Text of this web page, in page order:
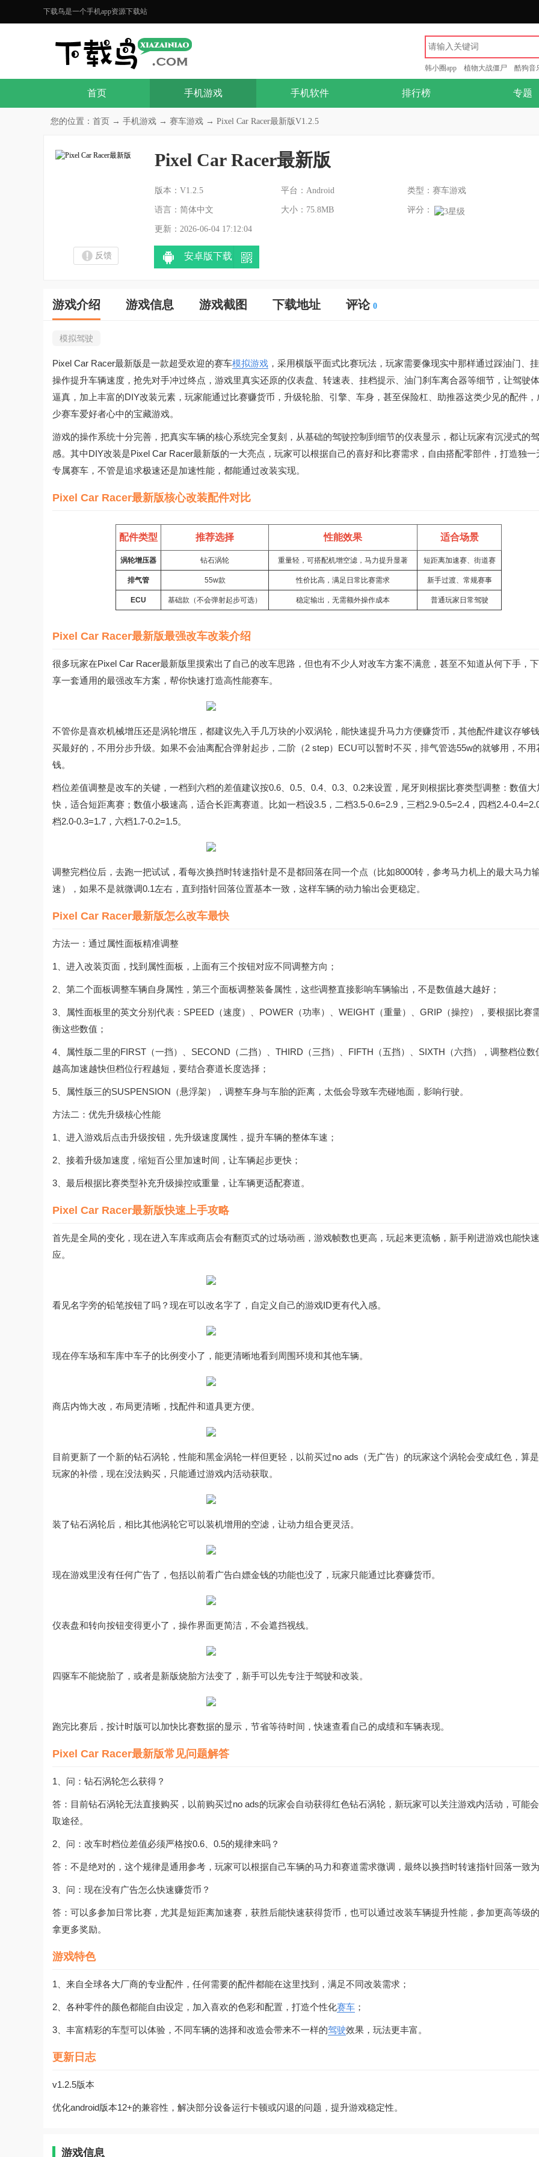
下载鸟是一个手机app资源下载站
韩小圈app 植物大战僵尸 酷狗音
首页 手机游戏 手机软件 排行榜 专题
您的位置： 首页 → 手机游戏 → 赛车游戏 → Pixel Car Racer最新版V1.2.5
Pixel Car Racer最新版
版本：V1.2.5 平台：Android 类型：赛车游戏
语言：简体中文 大小：75.8MB 评分：
更新：2026-06-04 17:12:04
反馈 安卓版下载
游戏介绍 游戏信息 游戏截图 下载地址 评论 0
模拟驾驶
Pixel Car Racer最新版是一款超受欢迎的赛车模拟游戏 ，采用横版平面式比赛玩法，玩家需要像现实中那样通过踩油门、
操作提升车辆速度，抢先对手冲过终点，游戏里真实还原的仪表盘、转速表、挂档提示、油门刹车离合器等细节，让驾驶
逼真，加上丰富的DIY改装元素，玩家能通过比赛赚货币，升级轮胎、引擎、车身，甚至保险杠、助推器这类少见的配件，
少赛车爱好者心中的宝藏游戏。
游戏的操作系统十分完善，把真实车辆的核心系统完全复刻，从基础的驾驶控制到细节的仪表显示，都让玩家有沉浸式的
感。其中DIY改装是Pixel Car Racer最新版的一大亮点，玩家可以根据自己的喜好和比赛需求，自由搭配零部件，打造独一
专属赛车，不管是追求极速还是加速性能，都能通过改装实现。
Pixel Car Racer最新版核心改装配件对比
配件类型 推荐选择 性能效果 适合场景
涡轮增压器 钻石涡轮 重量轻，可搭配机增空滤，马力提升显著 短距离加速赛、街道赛
排气管 55w款 性价比高，满足日常比赛需求 新手过渡、常规赛事
ECU 基础款（不会弹射起步可选） 稳定输出，无需额外操作成本 普通玩家日常驾驶
Pixel Car Racer最新版最强改车改装介绍
很多玩家在Pixel Car Racer最新版里摸索出了自己的改车思路，但也有不少人对改车方案不满意，甚至不知道从何下手，
享一套通用的最强改车方案，帮你快速打造高性能赛车。
不管你是喜欢机械增压还是涡轮增压，都建议先入手几万块的小双涡轮，能快速提升马力方便赚货币，其他配件建议存够
买最好的，不用分步升级。如果不会油离配合弹射起步，二阶（2 step）ECU可以暂时不买，排气管选55w的就够用，不用
钱。
档位差值调整是改车的关键，一档到六档的差值建议按0.6、0.5、0.4、0.3、0.2来设置，尾牙则根据比赛类型调整：数值大
快，适合短距离赛；数值小极速高，适合长距离赛道。比如一档设3.5，二档3.5-0.6=2.9，三档2.9-0.5=2.4，四档2.4-
档2.0-0.3=1.7，六档1.7-0.2=1.5。
调整完档位后，去跑一把试试，看每次换挡时转速指针是不是都回落在同一个点（比如8000转，参考马力机上的最大马力
速），如果不是就微调0.1左右，直到指针回落位置基本一致，这样车辆的动力输出会更稳定。
Pixel Car Racer最新版怎么改车最快
方法一：通过属性面板精准调整
1、进入改装页面，找到属性面板，上面有三个按钮对应不同调整方向；
2、第二个面板调整车辆自身属性，第三个面板调整装备属性，这些调整直接影响车辆输出，不是数值越大越好；
3、属性面板里的英文分别代表：SPEED（速度）、POWER（功率）、WEIGHT（重量）、GRIP（操控），要根据比赛
衡这些数值；
4、属性版二里的FIRST（一挡）、SECOND（二挡）、THIRD（三挡）、FIFTH（五挡）、SIXTH（六挡），调整档位数
越高加速越快但档位行程越短，要结合赛道长度选择；
5、属性版三的SUSPENSION（悬浮架），调整车身与车胎的距离，太低会导致车壳碰地面，影响行驶。
方法二：优先升级核心性能
1、进入游戏后点击升级按钮，先升级速度属性，提升车辆的整体车速；
2、接着升级加速度，缩短百公里加速时间，让车辆起步更快；
3、最后根据比赛类型补充升级操控或重量，让车辆更适配赛道。
Pixel Car Racer最新版快速上手攻略
首先是全局的变化，现在进入车库或商店会有翻页式的过场动画，游戏帧数也更高，玩起来更流畅，新手刚进游戏也能快
应。
看见名字旁的铅笔按钮了吗？现在可以改名字了，自定义自己的游戏ID更有代入感。
现在停车场和车库中车子的比例变小了，能更清晰地看到周围环境和其他车辆。
商店内饰大改，布局更清晰，找配件和道具更方便。
目前更新了一个新的钻石涡轮，性能和黑金涡轮一样但更轻，以前买过no ads（无广告）的玩家这个涡轮会变成红色，算
玩家的补偿，现在没法购买，只能通过游戏内活动获取。
装了钻石涡轮后，相比其他涡轮它可以装机增用的空滤，让动力组合更灵活。
现在游戏里没有任何广告了，包括以前看广告白嫖金钱的功能也没了，玩家只能通过比赛赚货币。
仪表盘和转向按钮变得更小了，操作界面更简洁，不会遮挡视线。
四驱车不能烧胎了，或者是新版烧胎方法变了，新手可以先专注于驾驶和改装。
跑完比赛后，按计时版可以加快比赛数据的显示，节省等待时间，快速查看自己的成绩和车辆表现。
Pixel Car Racer最新版常见问题解答
1、问：钻石涡轮怎么获得？
答：目前钻石涡轮无法直接购买，以前购买过no ads的玩家会自动获得红色钻石涡轮，新玩家可以关注游戏内活动，可能
取途径。
2、问：改车时档位差值必须严格按0.6、0.5的规律来吗？
答：不是绝对的，这个规律是通用参考，玩家可以根据自己车辆的马力和赛道需求微调，最终以换挡时转速指针回落一致
3、问：现在没有广告怎么快速赚货币？
答：可以多参加日常比赛，尤其是短距离加速赛，获胜后能快速获得货币，也可以通过改装车辆提升性能，参加更高等级
拿更多奖励。
游戏特色
1、来自全球各大厂商的专业配件，任何需要的配件都能在这里找到，满足不同改装需求；
2、各种零件的颜色都能自由设定，加入喜欢的色彩和配置，打造个性化赛车 ；
3、丰富精彩的车型可以体验，不同车辆的选择和改造会带来不一样的驾驶效果，玩法更丰富。
更新日志
v1.2.5版本
优化android版本12+的兼容性，解决部分设备运行卡顿或闪退的问题，提升游戏稳定性。
游戏信息